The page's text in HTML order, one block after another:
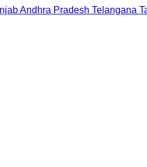
Andhra Pradesh Telangana